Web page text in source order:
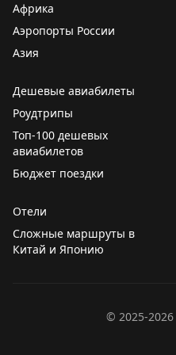
Африка
Аэропорты России
Азия
Дешевые авиабилеты
Роудтрипы
Топ-100 дешевых
авиабилетов
Бюджет поездки
Отели
Сложные маршруты в
Китай и Японию
© 2025-2026